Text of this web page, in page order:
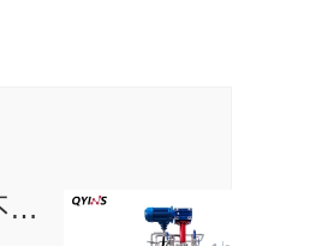
固液分离 防爆100L不锈钢固相合成过滤釜